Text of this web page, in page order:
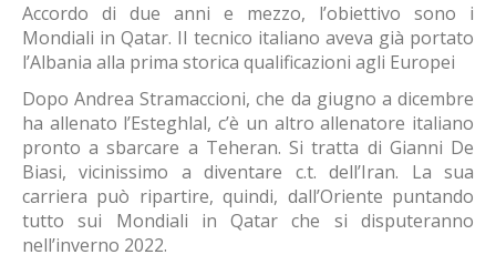
Accordo di due anni e mezzo, l’obiettivo sono i
Mondiali in Qatar. Il tecnico italiano aveva già portato
l’Albania alla prima storica qualificazioni agli Europei
Dopo Andrea Stramaccioni, che da giugno a dicembre
ha allenato l’Esteghlal, c’è un altro allenatore italiano
pronto a sbarcare a Teheran. Si tratta di Gianni De
Biasi, vicinissimo a diventare c.t. dell’Iran. La sua
carriera può ripartire, quindi, dall’Oriente puntando
tutto sui Mondiali in Qatar che si disputeranno
nell’inverno 2022.